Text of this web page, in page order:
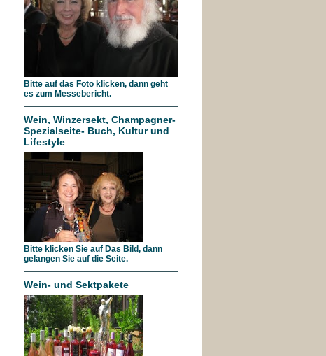
Bitte auf das Foto klicken, dann geht
es zum Messebericht.
Wein, Winzersekt, Champagner-
Spezialseite- Buch, Kultur und
Lifestyle
Bitte klicken Sie auf Das Bild, dann
gelangen Sie auf die Seite.
Wein- und Sektpakete